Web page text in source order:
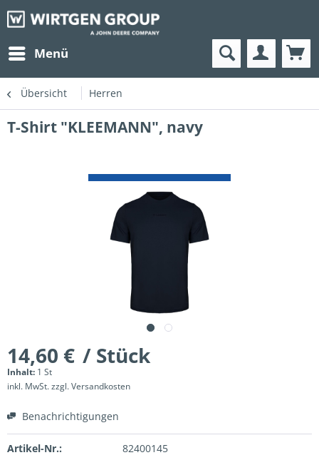
Menü
Übersicht Herren
T-Shirt "KLEEMANN", navy
14,60 € / Stück
Inhalt: 1 St
inkl. MwSt.zzgl. Versandkosten
Benachrichtigungen
Artikel-Nr.: 82400145